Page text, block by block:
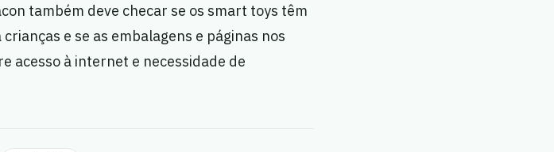
também deve checar se os smart toys têm
e se as embalagens e páginas nos
acesso à internet e necessidade de